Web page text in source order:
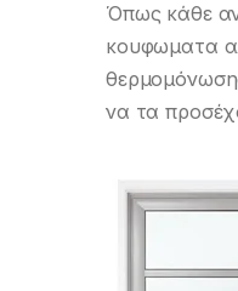
Όπως κάθε
κουφωματα
να τα